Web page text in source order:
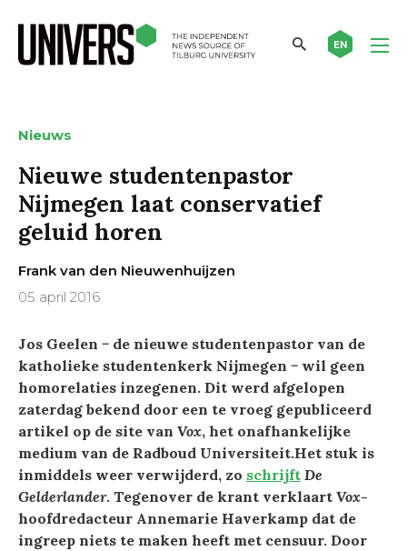
EN
Nieuws
Nieuwe studentenpastor
Nijmegen laat conservatief
geluid horen
Frank van den Nieuwenhuijzen
05 april 2016
Jos Geelen − de nieuwe studentenpastor van de
katholieke studentenkerk Nijmegen − wil geen
homorelaties inzegenen. Dit werd afgelopen
zaterdag bekend door een te vroeg gepubliceerd
artikel op de site van Vox, het onafhankelijke
medium van de Radboud Universiteit.Het stuk is
inmiddels weer verwijderd, zo schrijft De
Gelderlander. Tegenover de krant verklaart Vox-
hoofdredacteur Annemarie Haverkamp dat de
ingreep niets te maken heeft met censuur. Door